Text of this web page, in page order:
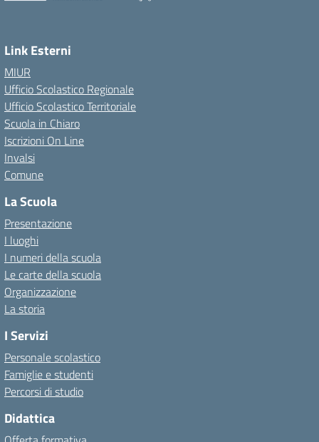
Link Esterni
MIUR
Ufficio Scolastico Regionale
Ufficio Scolastico Territoriale
Scuola in Chiaro
Iscrizioni On Line
Invalsi
Comune
La Scuola
Presentazione
I luoghi
I numeri della scuola
Le carte della scuola
Organizzazione
La storia
I Servizi
Personale scolastico
Famiglie e studenti
Percorsi di studio
Didattica